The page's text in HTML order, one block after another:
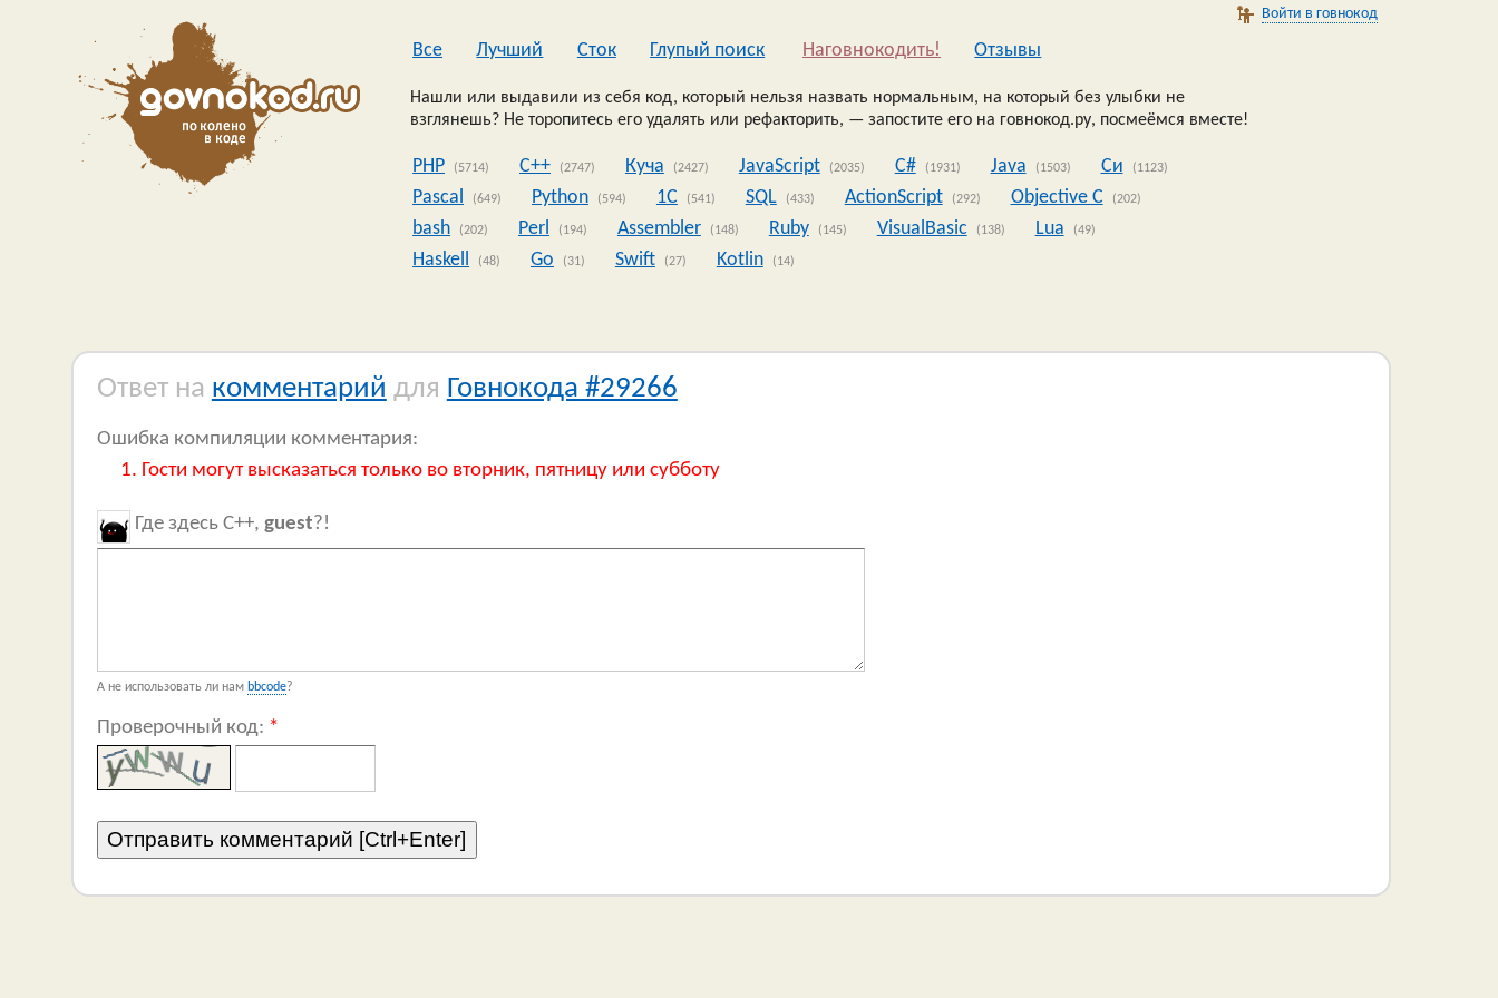
Войти в говнокод
Все Лучший Сток Глупый поиск Наговнокодить! Oтзывы
Нашли или выдавили из себя код, который нельзя назвать нормальным, на который без улыбки не
взглянешь? Не торопитесь его удалять или рефакторить, — запостите его на говнокод.ру, посмеёмся вместе!
PHP (5714) C++ (2747) Куча (2427) JavaScript (2035) C# (1931) Java (1503) Си (1123)
Pascal (649) Python (594) 1C (541) SQL (433) ActionScript (292) Objective C (202)
bash (202) Perl (194) Assembler (148) Ruby (145) VisualBasic (138) Lua (49)
Haskell (48) Go (31) Swift (27) Kotlin (14)
Ответ на комментарий для Говнокода #29266
Ошибка компиляции комментария:
Гости могут высказаться только во вторник, пятницу или субботу
Где здесь C++, guest?!
А не использовать ли нам bbcode?
Проверочный код: *